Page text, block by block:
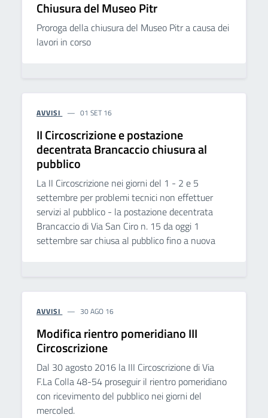
Chiusura del Museo Pitr
Proroga della chiusura del Museo Pitr a causa dei
lavori in corso
AVVISI 01 SET 16
II Circoscrizione e postazione
decentrata Brancaccio chiusura al
pubblico
La II Circoscrizione nei giorni del 1 - 2 e 5
settembre per problemi tecnici non effettuer
servizi al pubblico - la postazione decentrata
Brancaccio di Via San Ciro n. 15 da oggi 1
settembre sar chiusa al pubblico fino a nuova
AVVISI 30 AGO 16
Modifica rientro pomeridiano III
Circoscrizione
Dal 30 agosto 2016 la III Circoscrizione di Via
F.La Colla 48-54 proseguir il rientro pomeridiano
con ricevimento del pubblico nei giorni del
mercoled.